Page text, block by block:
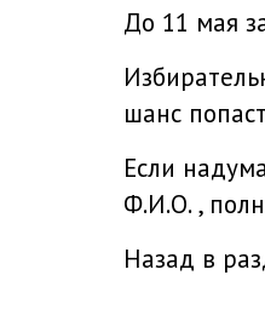
До 11 мая
шанс
Если
Ф.И.О. ,
Назад в